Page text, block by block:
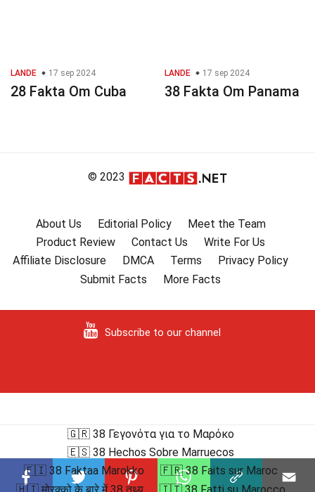
LANDE 17 sep 2024
28 Fakta Om Cuba
LANDE 17 sep 2024
38 Fakta Om Panama
© 2023
About Us Editorial Policy
Meet the Team
Product Review
Contact Us
Write For Us
Affiliate Disclosure
DMCA Terms
Privacy Policy
Submit Facts
More Facts
Subscribe to our channel
🇬🇷 38 Γεγονότα για το Μαρόκο
🇪🇸 38 Hechos Sobre Marruecos
🇫🇮 38 Faktaa Marokko
🇫🇷 38 Faits sur Maroc